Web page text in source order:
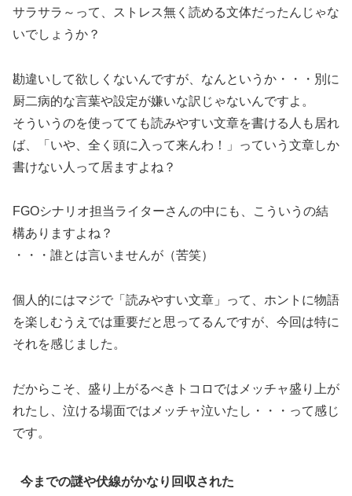
サラサラ～って、ストレス無く読める文体だったんじゃな
いでしょうか？
勘違いして欲しくないんですが、なんというか・・・別に
厨二病的な言葉や設定が嫌いな訳じゃないんですよ。
そういうのを使ってても読みやすい文章を書ける人も居れ
ば、「いや、全く頭に入って来んわ！」っていう文章しか
書けない人って居ますよね？
FGOシナリオ担当ライターさんの中にも、こういうの結
構ありますよね？
・・・誰とは言いませんが（苦笑）
個人的にはマジで「読みやすい文章」って、ホントに物語
を楽しむうえでは重要だと思ってるんですが、今回は特に
それを感じました。
だからこそ、盛り上がるべきトコロではメッチャ盛り上が
れたし、泣ける場面ではメッチャ泣いたし・・・って感じ
です。
今までの謎や伏線がかなり回収された